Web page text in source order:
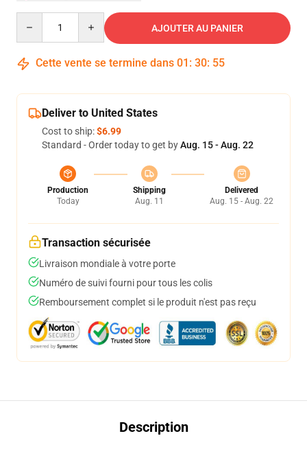
AJOUTER AU PANIER
Cette vente se termine dans 01 : 30: 54
Deliver to United States
Cost to ship:$6.99
Standard - Order today to get byAug. 15 - Aug. 22
Production
Today
Shipping
Aug. 11
Delivered
Aug. 15 - Aug. 22
Transaction sécurisée
Livraison mondiale à votre porte
Numéro de suivi fourni pour tous les colis
Remboursement complet si le produit n'est pas reçu
Description